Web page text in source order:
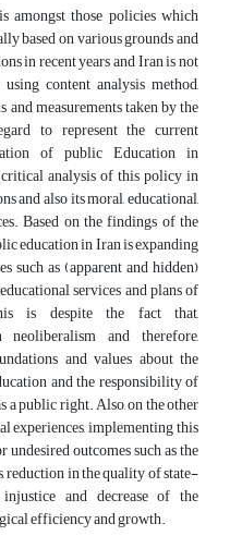
amongst those policies which
based on various grounds and
in recent years and Iran is not
content analysis method,
and measurements taken by the
to represent the current
of public Education in
analysis of this policy in
and also its moral, educational,
Based on the findings of the
education in Iran is expanding
such as (apparent and hidden)
services and plans of
is despite the fact that,
and therefore,
and values about the
and the responsibility of
a public right. Also, on the other
experiences, implementing this
outcomes such as the
reduction in the quality of state-
and decrease of the
efficiency and growth.